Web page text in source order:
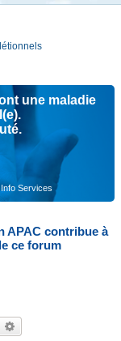
une maladie
Services
APAC contribue à
ce forum
Rechercher